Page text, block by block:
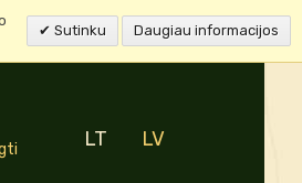
Sutinku Daugiau informacijos
LT LV